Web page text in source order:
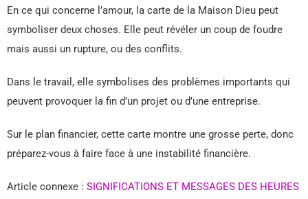
En ce qui concerne l’amour, la carte de la Maison Dieu peut
symboliser deux choses. Elle peut révéler un coup de foudre
mais aussi un rupture, ou des conflits.
Dans le travail, elle symbolises des problèmes importants qui
peuvent provoquer la fin d’un projet ou d’une entreprise.
Sur le plan financier, cette carte montre une grosse perte, donc
préparez-vous à faire face à une instabilité financière.
Article connexe : SIGNIFICATIONS ET MESSAGES DES HEURES